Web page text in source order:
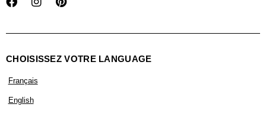
CHOISISSEZ VOTRE LANGUAGE
Français
English